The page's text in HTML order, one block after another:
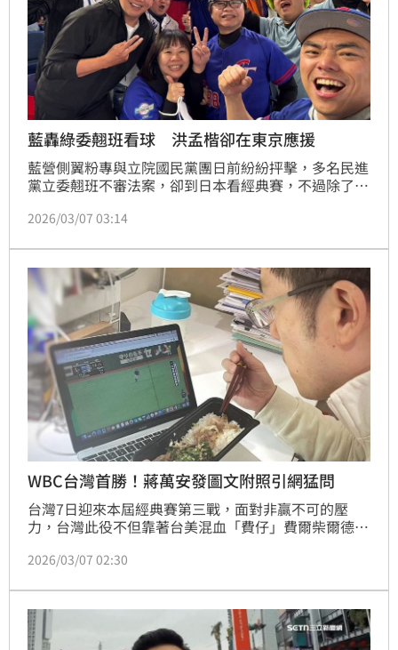
藍轟綠委翹班看球 洪孟楷卻在東京應援
藍營側翼粉專與立院國民黨團日前紛紛抨擊，多名民進
黨立委翹班不審法案，卻到日本看經典賽，不過除了赴
楷今（7）日也在臉書PO出他在東京巨蛋為台灣隊應援
絕對會贏、一定要贏、台灣加油！」
2026/03/07 03:14
WBC台灣首勝！蔣萬安發圖文附照引網猛問
台灣7日迎來本屆經典賽第三戰，面對非贏不可的壓
力，台灣此役不但靠著台美混血「費仔」費爾柴爾德
最終14：0提前「扣倒」捷克，預賽首勝終於入袋。對
賽後發文並附上自己一邊吃便當一邊看比賽的照片說
「這一勝，全臺振奮！」
2026/03/07 02:30